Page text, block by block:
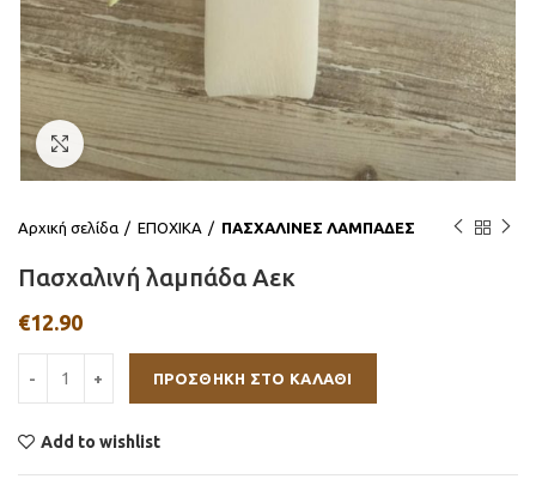
Click to enlarge
Αρχική σελίδα ΕΠΟΧΙΚΑ ΠΑΣΧΑΛΙΝΕΣ ΛΑΜΠΑΔΕΣ
Πασχαλινή λαμπάδα Αεκ
€12.90
ΠΡΟΣΘΉΚΗ ΣΤΟ ΚΑΛΆΘΙ
Add to wishlist